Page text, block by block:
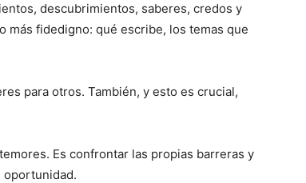
descubrimientos, saberes, credos y
más fidedigno: qué escribe, los temas que
para otros. También, y esto es crucial,
Es confrontar las propias barreras y
oportunidad.